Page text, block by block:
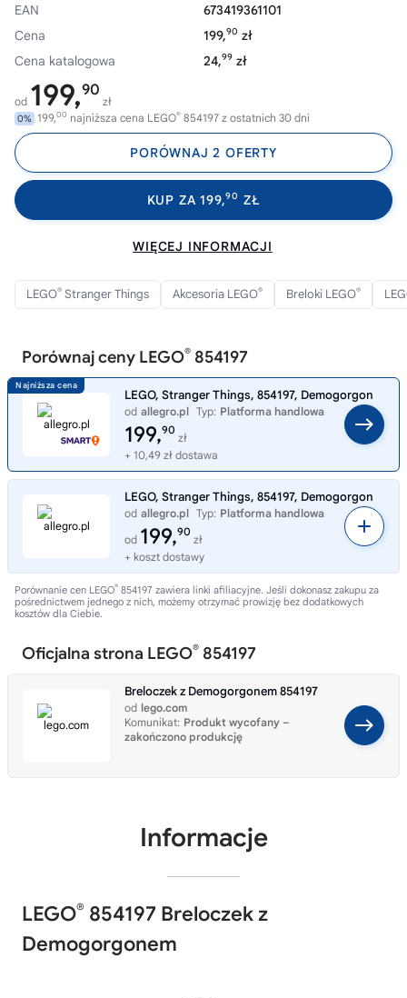
EAN
673419361101
Cena
199,90 zł
Cena katalogowa
24,99 zł
od 199,90
zł
0% 199,00 najniższa cena LEGO® 854197 z ostatnich 30 dni
PORÓWNAJ 2 OFERTY
KUP ZA 199,90 ZŁ
WIĘCEJ INFORMACJI
LEGO® Stranger Things Akcesoria LEGO® Breloki LEGO®
Porównaj ceny LEGO® 854197
LEGO, Stranger Things, 854197, Demogorgon
od allegro.pl Typ: Platforma handlowa
199,90
zł
+ 10,49 zł dostawa
LEGO, Stranger Things, 854197, Demogorgon
od allegro.pl Typ: Platforma handlowa
od 199,90
zł
+ koszt dostawy
Porównanie cen LEGO® 854197 zawiera linki afiliacyjne. Jeśli dokonasz zakupu za
pośrednictwem jednego z nich, możemy otrzymać prowizję bez dodatkowych
kosztów dla Ciebie.
Oficjalna strona LEGO® 854197
Breloczek z Demogorgonem 854197
od lego.com
Komunikat: Produkt wycofany –
zakończono produkcję
Informacje
LEGO® 854197 Breloczek z
Demogorgonem